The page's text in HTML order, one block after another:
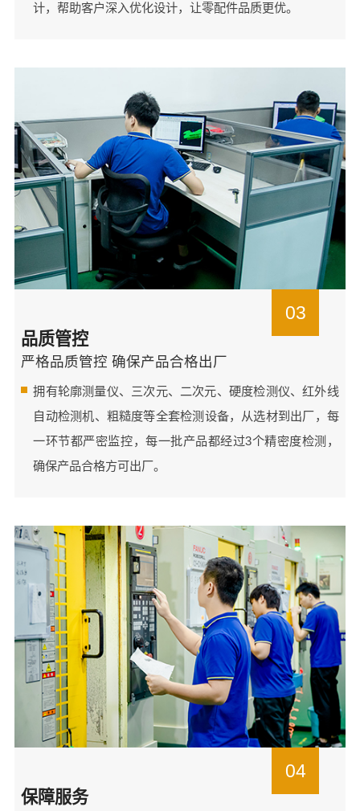
计，帮助客户深入优化设计，让零配件品质更优。
03
品质管控
严格品质管控 确保产品合格出厂
拥有轮廓测量仪、三次元、二次元、硬度检测仪、红外线
自动检测机、粗糙度等全套检测设备，从选材到出厂，每
一环节都严密监控，每一批产品都经过3个精密度检测，
确保产品合格方可出厂。
04
保障服务